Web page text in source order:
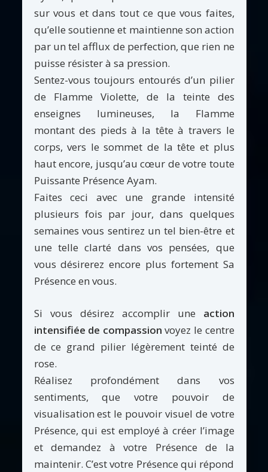
sur vous et dans tout ce que vous faites,
qu’elle soutienne et maintienne son action
par un tel afflux de perfection, que rien ne
puisse résister à sa pression.
Sentez-vous toujours entourés d’un pilier
de Flamme Violette, de la teinte des
enseignes lumineuses, la Flamme
montant des pieds à la tête à travers le
corps, vers le sommet de la tête et plus
haut encore, jusqu’au cœur de votre toute
Puissante Présence Ayam.
Faites ceci avec une grande intensité
plusieurs fois par jour, dans quelques
semaines vous sentirez un tel bien-être et
une telle clarté dans vos pensées, que
vous désirerez encore plus fortement Sa
Présence en vous.
Si vous désirez accomplir une action
intensifiée de compassion voyez le centre
de ce grand pilier légèrement teinté de
rose.
Réalisez profondément dans vos
sentiments, que votre pouvoir de
visualisation est le pouvoir visuel de votre
Présence, qui est employé à créer l’image
et demandez à votre Présence de la
maintenir. C’est votre Présence qui répond